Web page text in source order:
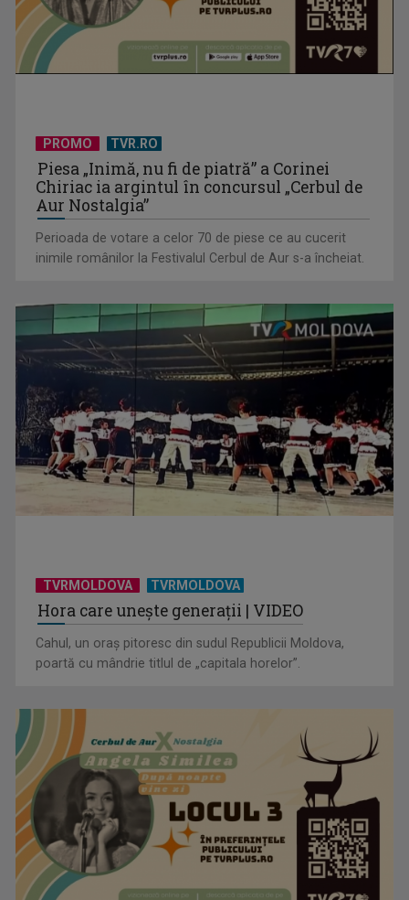
PROMO TVR.RO
Piesa „Inimă, nu fi de piatră” a Corinei
Chiriac ia argintul în concursul „Cerbul de
Aur Nostalgia”
Perioada de votare a celor 70 de piese ce au cucerit
inimile românilor la Festivalul Cerbul de Aur s-a încheiat.
TVRMOLDOVA TVRMOLDOVA
Hora care unește generații | VIDEO
Cahul, un oraș pitoresc din sudul Republicii Moldova,
poartă cu mândrie titlul de „capitala horelor”.